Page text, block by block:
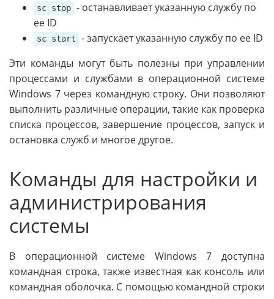
sc stop - останавливает указанную службу по
ее ID
sc start
- запускает указанную службу по ее ID
Эти команды могут быть полезны при управлении
процессами и службами в операционной системе
Windows 7 через командную строку. Они позволяют
выполнить различные операции, такие как проверка
списка процессов, завершение процессов, запуск и
остановка служб и многое другое.
Команды для настройки и
администрирования
системы
В операционной системе Windows 7 доступна
командная строка, также известная как консоль или
командная оболочка. С помощью командной строки